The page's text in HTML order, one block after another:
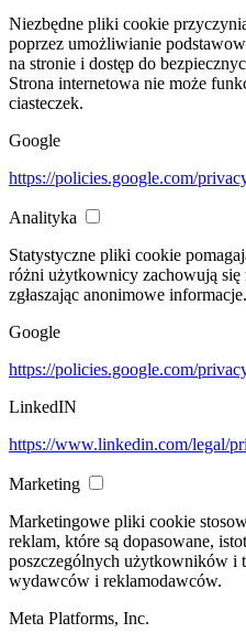
Niezbędne pliki cookie
poprzez umożliwianie
na stronie i dostęp do
Strona internetowa nie może
ciasteczek.
Google
https://policies.google.com/
Analityka
Statystyczne pliki cookie
różni użytkownicy zachowują się
zgłaszając anonimowe informacje.
Google
https://policies.google.com/
LinkedIN
https://www.linkedin.com/legal/
Marketing
Marketingowe pliki cookie
reklam, które są dopasowane,
poszczególnych użytkowników i
wydawców i reklamodawców.
Meta Platforms, Inc.